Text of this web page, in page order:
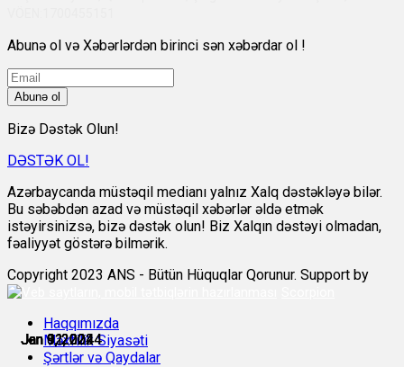
Jan 8, 2024
Jan 9, 2024
Jan 9, 2024
Jan 9, 2024
Jan 11, 2024
Jan 12, 2024
Abunə ol və Xəbərlərdən birinci sən xəbərdar ol !
Abunə ol
Bizə Dəstək Olun!
DƏSTƏK OL!
Azərbaycanda müstəqil medianı yalnız Xalq dəstəkləyə bilər.
Bu səbəbdən azad və müstəqil xəbərlər əldə etmək
istəyirsinizsə, bizə dəstək olun! Biz Xalqın dəstəyi olmadan,
fəaliyyət göstərə bilmərik.
Copyright 2023 ANS - Bütün Hüquqlar Qorunur. Support by
Haqqımızda
Məxfilik Siyasəti
Şərtlər və Qaydalar